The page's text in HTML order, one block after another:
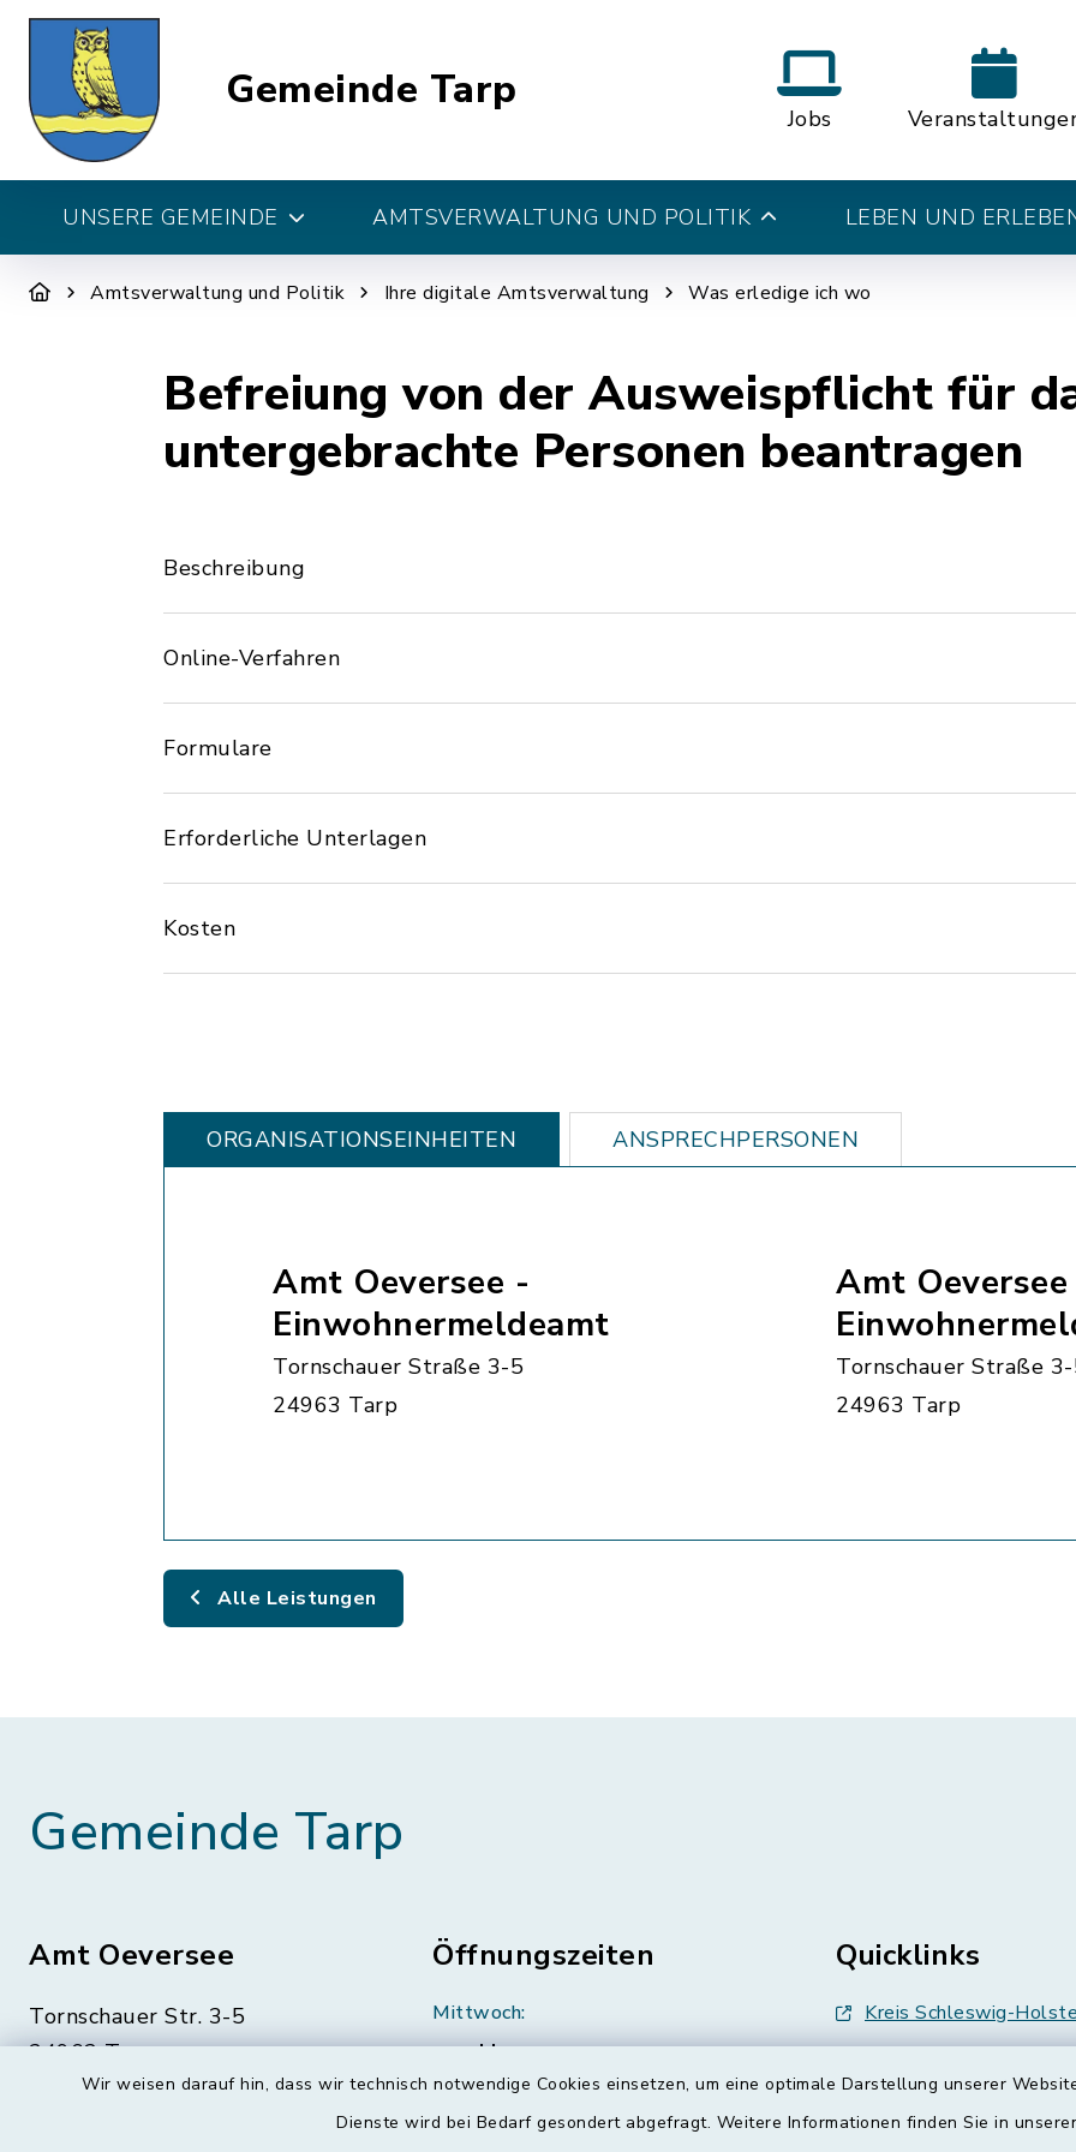
Wir weisen darauf hin, dass wir technisch notwendige Cookies einsetzen, um eine optimale Darstellung unserer
Dienste wird bei Bedarf gesondert abgefragt. Weitere Informationen finden Sie in
Gemeinde Tarp
Jobs
UNSERE GEMEINDE AMTSVERWALTUNG UND POLITIK LEBEN UND
Amtsverwaltung und Politik Ihre digitale Amtsverwaltung Was erledige ich wo
Befreiung von der Ausweispflicht für
untergebrachte Personen beantragen
Beschreibung
Online-Verfahren
Formulare
Erforderliche Unterlagen
Kosten
ORGANISATIONS­EINHEITEN ANSPRECHPERSONEN
Amt Oeversee -
Einwohnermeldeamt
Tornschauer Straße 3-5
24963 Tarp
Amt
Tornschauer Straße
24963 Tarp
Alle Leistungen
Gemeinde Tarp
Amt Oeversee
Tornschauer Str. 3-5
24963 Tarp
Öffnungszeiten
Mittwoch:
geschlossen
Quicklinks
Kreis Schleswig-
Grünes Binnenland